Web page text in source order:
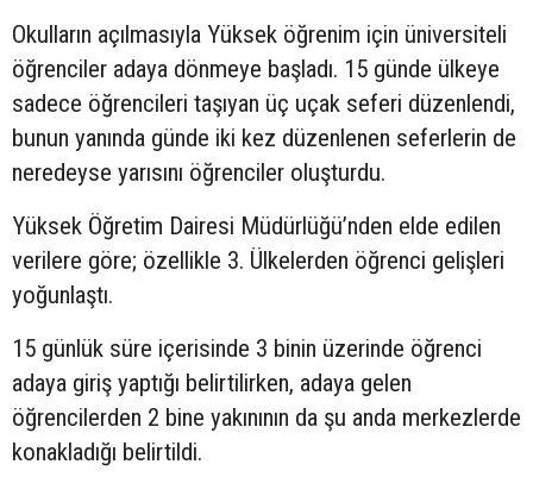
Okulların açılmasıyla Yüksek öğrenim için üniversiteli
öğrenciler adaya dönmeye başladı. 15 günde ülkeye
sadece öğrencileri taşıyan üç uçak seferi düzenlendi,
bunun yanında günde iki kez düzenlenen seferlerin de
neredeyse yarısını öğrenciler oluşturdu.
Yüksek Öğretim Dairesi Müdürlüğü’nden elde edilen
verilere göre; özellikle 3. Ülkelerden öğrenci gelişleri
yoğunlaştı.
15 günlük süre içerisinde 3 binin üzerinde öğrenci
adaya giriş yaptığı belirtilirken, adaya gelen
öğrencilerden 2 bine yakınının da şu anda merkezlerde
konakladığı belirtildi.